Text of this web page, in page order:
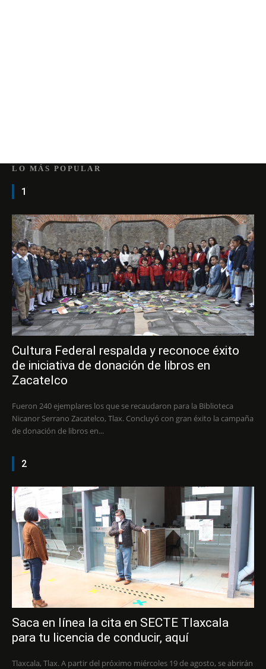
LO MÁS POPULAR
1
Cultura Federal respalda y reconoce éxito
de iniciativa de donación de libros en
Zacatelco
Fueron 240 ejemplares los que se recaudaron para la Biblioteca
Nicanor Serrano Zacatelco, Tlax. Concluyó con gran éxito la campaña
de donación de libros en...
2
Saca en línea la cita en SECTE Tlaxcala
para tu licencia de conducir, aquí
Tlaxcala, Tlax. A partir del próximo miércoles 19 de agosto, se abrirán